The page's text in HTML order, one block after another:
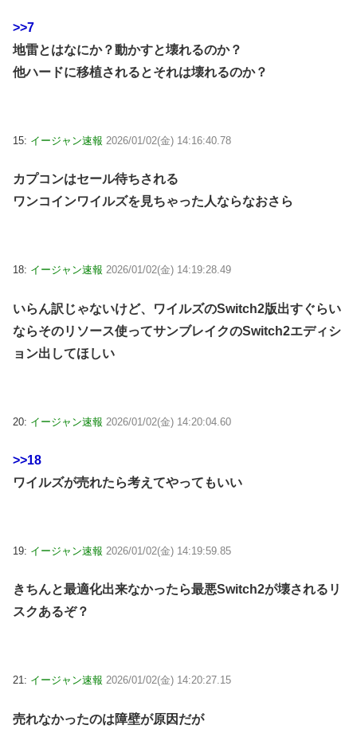
>>7
地雷とはなにか？動かすと壊れるのか？
他ハードに移植されるとそれは壊れるのか？
15: イージャン速報 2026/01/02(金) 14:16:40.78
カプコンはセール待ちされる
ワンコインワイルズを見ちゃった人ならなおさら
18: イージャン速報 2026/01/02(金) 14:19:28.49
いらん訳じゃないけど、ワイルズのSwitch2版出すぐらい
ならそのリソース使ってサンブレイクのSwitch2エディシ
ョン出してほしい
20: イージャン速報 2026/01/02(金) 14:20:04.60
>>18
ワイルズが売れたら考えてやってもいい
19: イージャン速報 2026/01/02(金) 14:19:59.85
きちんと最適化出来なかったら最悪Switch2が壊されるリ
スクあるぞ？
21: イージャン速報 2026/01/02(金) 14:20:27.15
売れなかったのは障壁が原因だが